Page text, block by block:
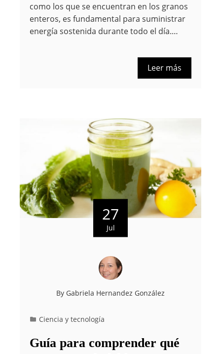
como los que se encuentran en los granos
enteros, es fundamental para suministrar
energía sostenida durante todo el día.…
Leer más
27
Jul
By Gabriela Hernandez González
Ciencia y tecnología
Guía para comprender qué